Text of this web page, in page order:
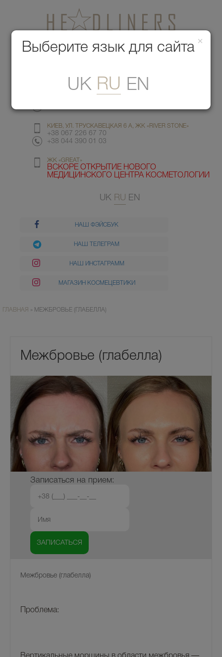
КИЕВ, УЛ. ГМЫРИ 6
КИЕВ, УЛ. ТРУСКАВЕЦКАЯ 6 А, ЖК «RIVER STONE»
+38 067 226 67 70
+38 044 390 01 03
ЖК «GREAT»
ВСКОРЕ ОТКРЫТИЕ НОВОГО
МЕДИЦИНСКОГО ЦЕНТРА КОСМЕТОЛОГИИ
UK RU EN
НАШ ФЭЙСБУК
НАШ ТЕЛЕГРАМ
НАШ ИНСТАГРАММ
МАГАЗИН КОСМЕЦЕВТИКИ
ГЛАВНАЯ » МЕЖБРОВЬЕ (ГЛАБЕЛЛА)
Межбровье (глабелла)
Записаться на прием:
Межбровье (глабелла)
Проблема:
×
Выберите язык для сайта
UK RU EN